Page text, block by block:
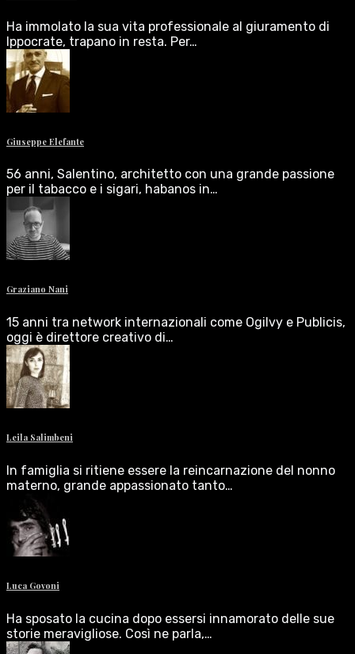
Ha immolato la sua vita professionale al giuramento di
Ippocrate, trapano in resta. Per…
Giuseppe Elefante
56 anni, Salentino, architetto con una grande passione
per il tabacco e i sigari, habanos in…
Graziano Nani
15 anni tra network internazionali come Ogilvy e Publicis,
oggi è direttore creativo di…
Leila Salimbeni
In famiglia si ritiene essere la reincarnazione del nonno
materno, grande appassionato tanto…
Luca Govoni
Ha sposato la cucina dopo essersi innamorato delle sue
storie meravigliose. Così ne parla,…